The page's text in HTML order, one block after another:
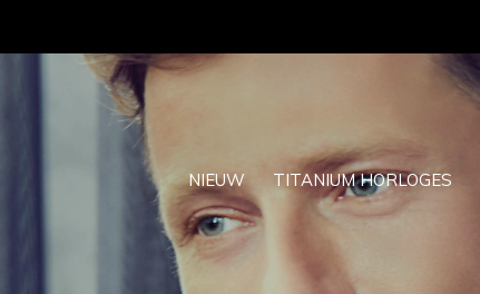
NIEUW TITANIUM HORLOGES